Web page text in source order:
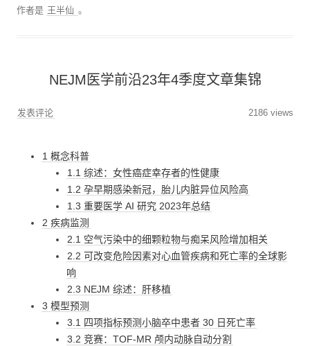
作者是 王半仙 。
NEJM医学前沿23年4季度文章集锦
发表评论 2186 views
1 概念科普
1.1 综述：女性癌症幸存者的性健康
1.2 孕早期感染新冠，胎儿内脏异位风险高
1.3 重要医学 AI 研究 2023年总结
2 疾病监测
2.1 空气污染中的细颗粒物与痴呆风险增加相关
2.2 可改变危险因素对心血管疾病和死亡率的全球影
响
2.3 NEJM 综述：肝移植
3 模型预测
3.1 四项指标预测小脑卒中患者 30 日死亡率
3.2 竞赛：TOF-MR 颅内动脉自动分割